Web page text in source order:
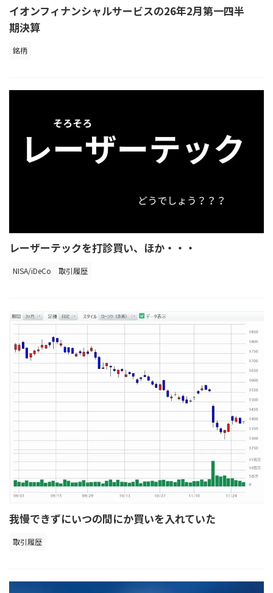
イオンフィナンシャルサービスの26年2月第一四半
期決算
銘柄
レーザーテックを打診買い、ほか・・・
NISA/iDeCo 取引履歴
我慢できずにいつの間にか買いを入れていた
取引履歴